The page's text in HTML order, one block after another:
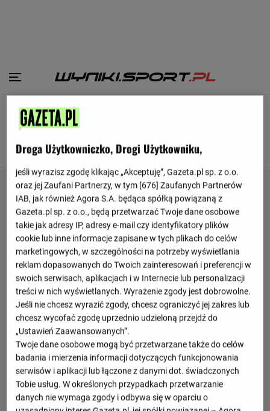
Strona główna
Worskła Połtawa
SKŁAD TERMINARZ
Droga Użytkowniczko, Drogi Użytkowniku,
jeśli wyrazisz zgodę klikając „Akceptuję”, Gazeta.pl sp. z o.o.
oraz jej Zaufani Partnerzy, w tym [676] Zaufanych Partnerów
IAB, jak również Agora S.A. będąca spółką powiązaną z
Gazeta.pl sp. z o.o., będą przetwarzać Twoje dane osobowe
takie jak adresy IP, adresy e-mail czy identyfikatory plików
cookie lub inne informacje zapisane w tych plikach do celów
marketingowych, w szczególności na potrzeby wyświetlania
reklam dopasowanych do Twoich zainteresowań i preferencji w
swoich serwisach, aplikacjach i w Internecie lub personalizacji
treści w nich wyświetlanych. Wyrażenie zgody jest dobrowolne.
Jeśli nie chcesz wyrazić zgody, chcesz ograniczyć jej zakres lub
chcesz wycofać zgodę uprzednio udzieloną przejdź do
„Ustawień Zaawansowanych”.
Twoje dane osobowe mogą być przetwarzane także do celów
badania i mierzenia informacji dotyczących funkcjonowania
serwisów i aplikacji lub łączone z danymi dot. świadczonych
Tobie usług. W określonych przypadkach przetwarzanie
danych nie wymaga zgody i odbywa się w oparciu o